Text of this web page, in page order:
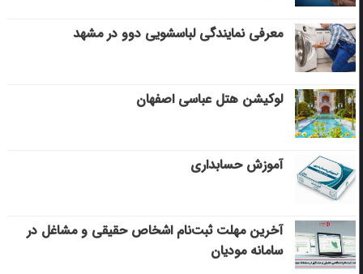
معرفی نمایندگی لباسشویی دوو در مشهد
لوکیشن هتل عباسی اصفهان
آموزش حسابداری
آخرین مهلت ثبت‌نام اشخاص حقیقی و مشاغل در
سامانه مودیان